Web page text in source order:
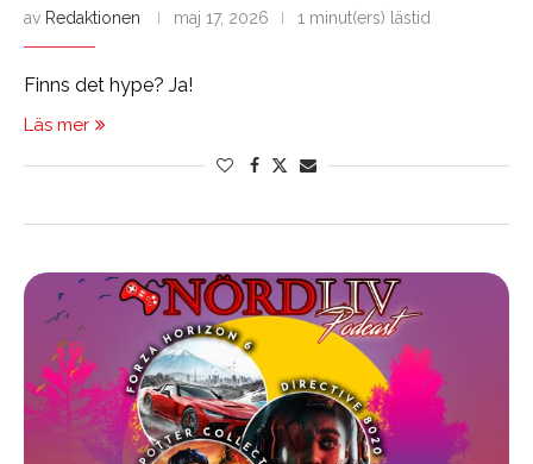
av Redaktionen maj 17, 2026 1 minut(ers) lästid
Finns det hype? Ja!
Läs mer